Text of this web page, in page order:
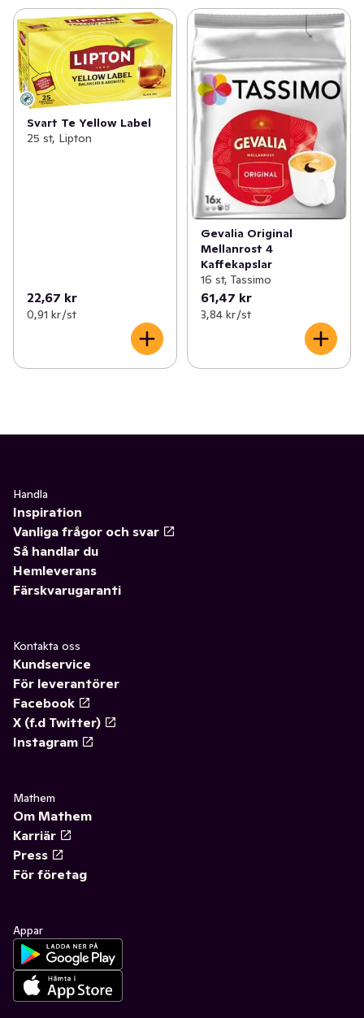
Svart Te Yellow Label
25 st, Lipton
22,67 kr
0,91 kr /st
Gevalia Original
Mellanrost 4
Kaffekapslar
16 st, Tassimo
61,47 kr
3,84 kr /st
Handla
Inspiration
Vanliga frågor och svar
Så handlar du
Hemleverans
Färskvarugaranti
Kontakta oss
Kundservice
För leverantörer
Facebook
X (f.d Twitter)
Instagram
Mathem
Om Mathem
Karriär
Press
För företag
Appar